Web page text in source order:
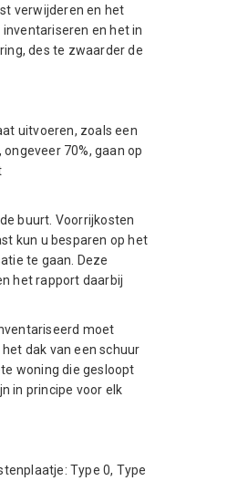
verwijderen en het
en het in
des te zwaarder de
uitvoeren, zoals een
70%, gaan op
buurt. Voorrijkosten
kun u besparen op het
te gaan. Deze
het rapport daarbij
moet
dak van een schuur
woning die gesloopt
in principe voor elk
Type 0, Type